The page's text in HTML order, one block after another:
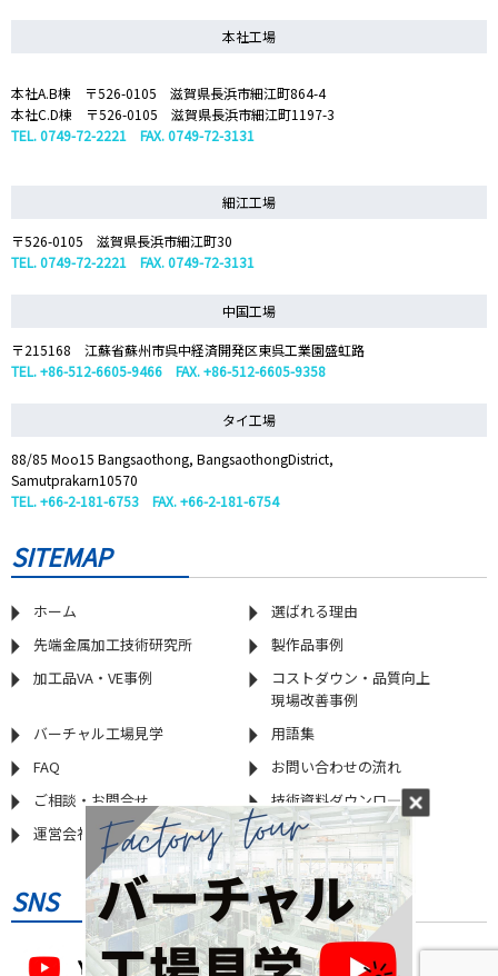
本社工場
本社A.B棟 〒526-0105 滋賀県長浜市細江町864-4
本社C.D棟 〒526-0105 滋賀県長浜市細江町1197-3
TEL. 0749-72-2221 FAX. 0749-72-3131
細江工場
〒526-0105 滋賀県長浜市細江町30
TEL. 0749-72-2221 FAX. 0749-72-3131
中国工場
〒215168 江蘇省蘇州市呉中経済開発区東呉工業園盛虹路
TEL. +86-512-6605-9466 FAX. +86-512-6605-9358
タイ工場
88/85 Moo15 Bangsaothong, BangsaothongDistrict,
Samutprakarn10570
TEL. +66-2-181-6753 FAX. +66-2-181-6754
SITEMAP
ホーム
選ばれる理由
先端金属加工技術研究所
製作品事例
加工品VA・VE事例
コストダウン・品質向上
現場改善事例
バーチャル工場見学
用語集
FAQ
お問い合わせの流れ
ご相談・お問合せ
技術資料ダウンロ―ド
運営会社情報
プライバシーポリシー
SNS